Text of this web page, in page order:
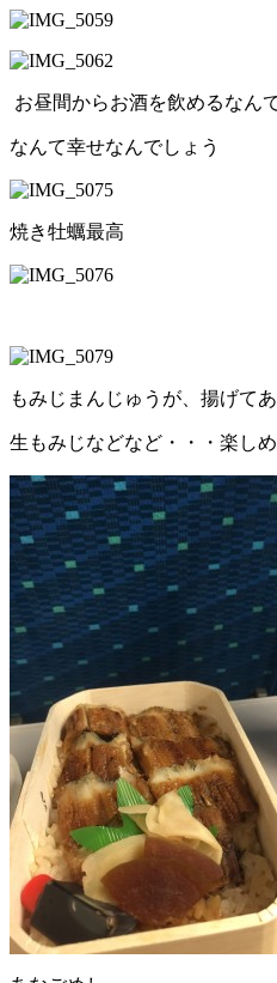
お昼間からお酒を飲めるなん
なんて幸せなんでしょう
焼き牡蠣最高
もみじまんじゅうが、揚げて
生もみじなどなど・・・楽し